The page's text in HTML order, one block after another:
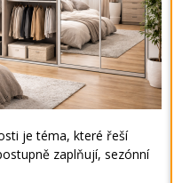
je téma, které řeší
zaplňují, sezónní